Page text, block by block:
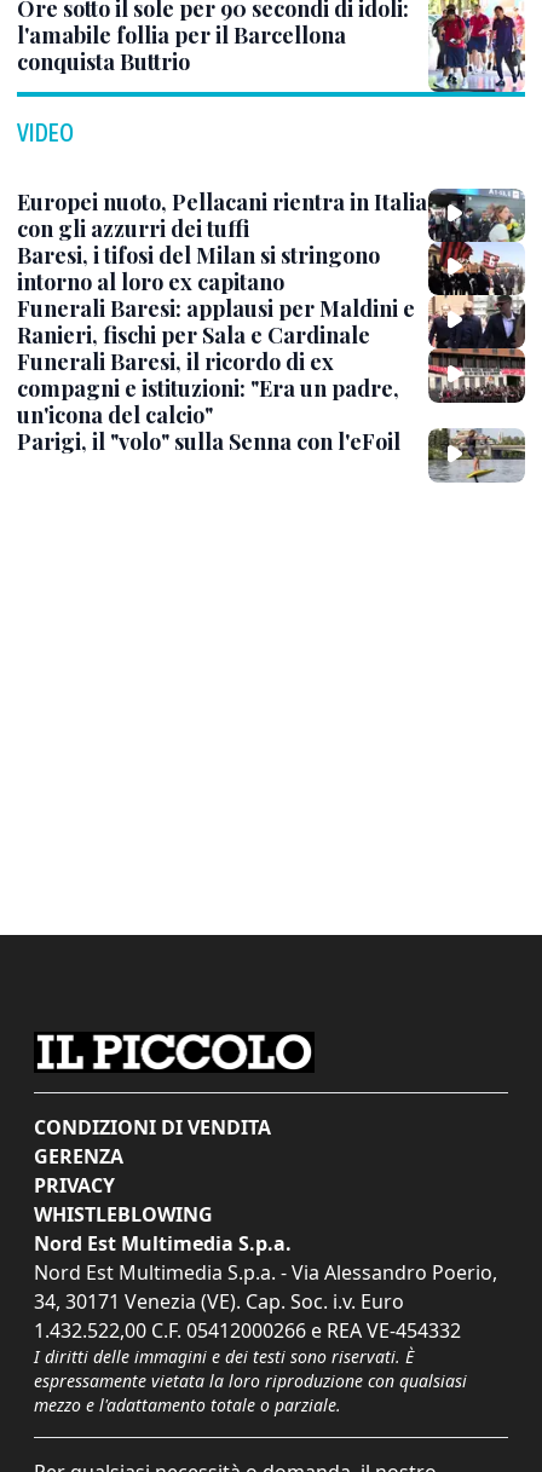
Ore sotto il sole per 90 secondi di idoli:
l'amabile follia per il Barcellona
conquista Buttrio
VIDEO
Europei nuoto, Pellacani rientra in Italia
con gli azzurri dei tuffi
Baresi, i tifosi del Milan si stringono
intorno al loro ex capitano
Funerali Baresi: applausi per Maldini e
Ranieri, fischi per Sala e Cardinale
Funerali Baresi, il ricordo di ex
compagni e istituzioni: "Era un padre,
un'icona del calcio"
Parigi, il "volo" sulla Senna con l'eFoil
CONDIZIONI DI VENDITA
GERENZA
PRIVACY
WHISTLEBLOWING
Nord Est Multimedia S.p.a.
Nord Est Multimedia S.p.a. - Via Alessandro Poerio,
34, 30171 Venezia (VE). Cap. Soc. i.v. Euro
1.432.522,00 C.F. 05412000266 e REA VE-454332
I diritti delle immagini e dei testi sono riservati. È
espressamente vietata la loro riproduzione con qualsiasi
mezzo e l'adattamento totale o parziale.